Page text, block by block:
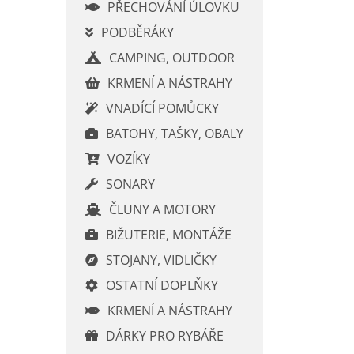
PŘECHOVÁNÍ ÚLOVKU
PODBĚRÁKY
CAMPING, OUTDOOR
KRMENÍ A NÁSTRAHY
VNADÍCÍ POMŮCKY
BATOHY, TAŠKY, OBALY
VOZÍKY
SONARY
ČLUNY A MOTORY
BIŽUTERIE, MONTÁŽE
STOJANY, VIDLIČKY
OSTATNÍ DOPLŇKY
KRMENÍ A NÁSTRAHY
DÁRKY PRO RYBÁŘE